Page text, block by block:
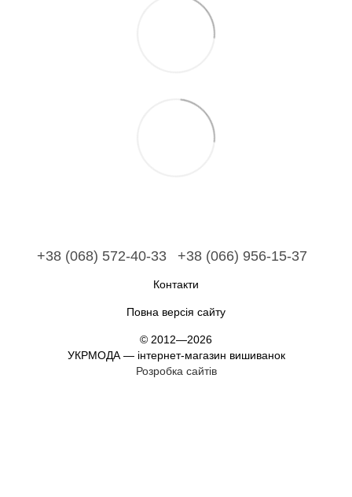
+38 (068) 572-40-33 +38 (066) 956-15-37
Контакти
Повна версія сайту
© 2012—2026
УКРМОДА — інтернет-магазин вишиванок
Розробка сайтів